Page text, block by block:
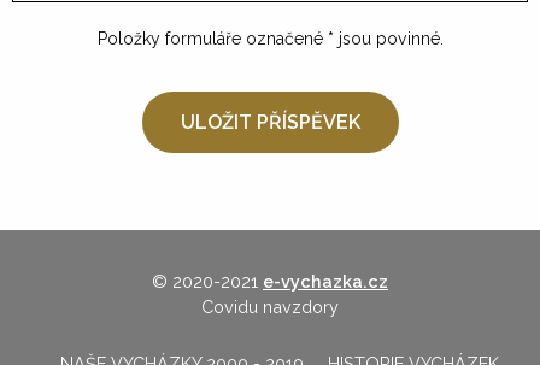
Položky formuláře označené * jsou povinné.
© 2020-2021 e-vychazka.cz
Covidu navzdory